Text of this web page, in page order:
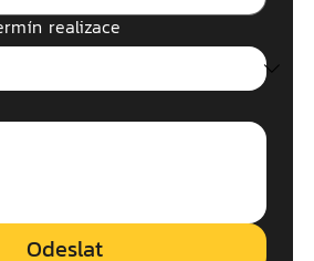
realizace
Odeslat